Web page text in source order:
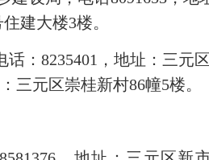
建大楼3楼。
8235401，地址：三元
三元区崇桂新村86幢5楼。